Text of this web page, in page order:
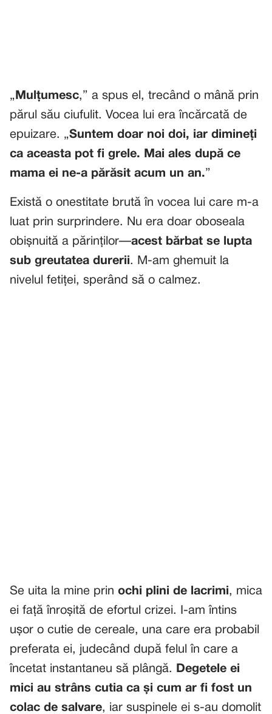
„ Mulțumesc,” a spus el, trecând o mână prin
părul său ciufulit. Vocea lui era încărcată de
epuizare. „Suntem doar noi doi, iar dimineți
ca aceasta pot fi grele. Mai ales după ce
mama ei ne-a părăsit acum un an.”
Există o onestitate brută în vocea lui care m-a
luat prin surprindere. Nu era doar oboseala
obișnuită a părinților—acest bărbat se lupta
sub greutatea durerii. M-am ghemuit la
nivelul fetiței, sperând să o calmez.
Se uita la mine prin ochi plini de lacrimi, mica
ei față înroșită de efortul crizei. I-am întins
ușor o cutie de cereale, una care era probabil
preferata ei, judecând după felul în care a
încetat instantaneu să plângă.
Degetele ei
mici au strâns cutia ca și cum ar fi fost un
colac de salvare, iar suspinele ei s-au domolit